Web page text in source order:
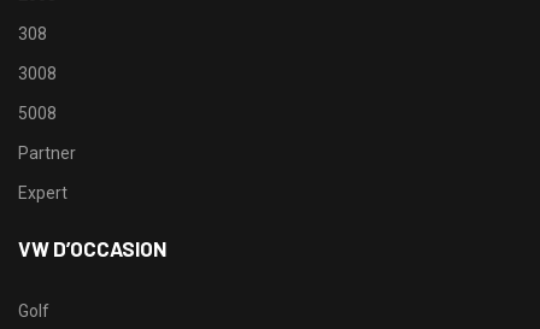
308
3008
5008
Partner
Expert
VW D’OCCASION
Golf